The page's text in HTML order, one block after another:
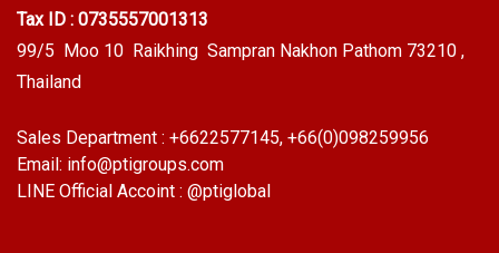
Tax ID : 0735557001313
99/5 Moo 10 Raikhing Sampran Nakhon Pathom 73210 ,
Thailand
Sales Department : +6622577145, +66(0)098259956
Email: info@ptigroups.com
LINE Official Accoint : @ptiglobal